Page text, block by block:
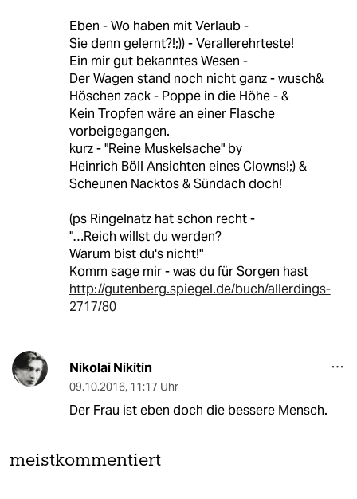
Eben - Wo haben mit Verlaub -
Sie denn gelernt?!;)) - Verallerehrteste!
Ein mir gut bekanntes Wesen -
Der Wagen stand noch nicht ganz - wusch&
Höschen zack - Poppe in die Höhe - &
Kein Tropfen wäre an einer Flasche
vorbeigegangen.
kurz - "Reine Muskelsache" by
Heinrich Böll Ansichten eines Clowns!;) &
Scheunen Nacktos & Sündach doch!
(ps Ringelnatz hat schon recht -
"…Reich willst du werden?
Warum bist du's nicht!"
Komm sage mir - was du für Sorgen hast
http://gutenberg.spiegel.de/buch/allerdings-
2717/80
Nikolai Nikitin
09.10.2016, 11:17 Uhr
Der Frau ist eben doch die bessere Mensch.
meistkommentiert